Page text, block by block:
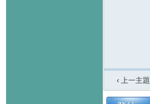
‹ 上一主題